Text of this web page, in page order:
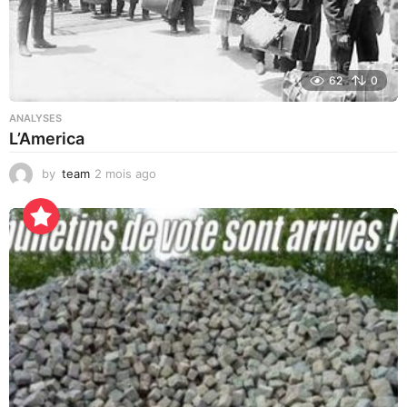
62 0
ANALYSES
L’America
by team 2 mois ago
e
u
r
e
s
a
g
o